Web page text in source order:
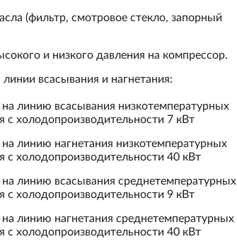
(фильтр, смотровое стекло, запорный
и низкого давления на компрессор.
линии всасывания и нагнетания:
на линию всасывания низкотемпературных
с холодопроизводительности 7 кВт
на линию нагнетания низкотемпературных
с холодопроизводительности 40 кВт
на линию всасывания среднетемпературных
с холодопроизводительности 9 кВт
на линию нагнетания среднетемпературных
с холодопроизводительности 40 кВт